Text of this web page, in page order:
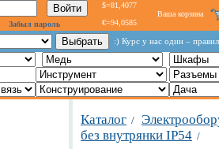
Забыл пароль
$=81,4077
€=94,0585
Ваша корзина
:) Курс у нас один –
Каталог /
без внутрянки IP54 /